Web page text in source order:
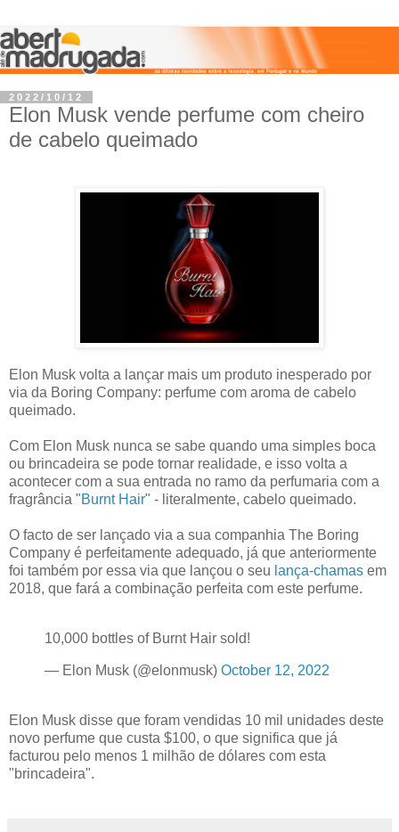
2022/10/12
Elon Musk vende perfume com cheiro
de cabelo queimado
Elon Musk volta a lançar mais um produto inesperado por
via da Boring Company: perfume com aroma de cabelo
queimado.
Com Elon Musk nunca se sabe quando uma simples boca
ou brincadeira se pode tornar realidade, e isso volta a
acontecer com a sua entrada no ramo da perfumaria com a
fragrância "Burnt Hair" - literalmente, cabelo queimado.
O facto de ser lançado via a sua companhia The Boring
Company é perfeitamente adequado, já que anteriormente
foi também por essa via que lançou o seu lança-chamas em
2018, que fará a combinação perfeita com este perfume.
10,000 bottles of Burnt Hair sold!
— Elon Musk (@elonmusk) October 12, 2022
Elon Musk disse que foram vendidas 10 mil unidades deste
novo perfume que custa $100, o que significa que já
facturou pelo menos 1 milhão de dólares com esta
"brincadeira".